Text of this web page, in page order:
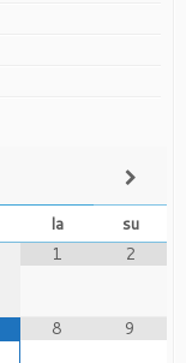
la
su
1
2
8 9